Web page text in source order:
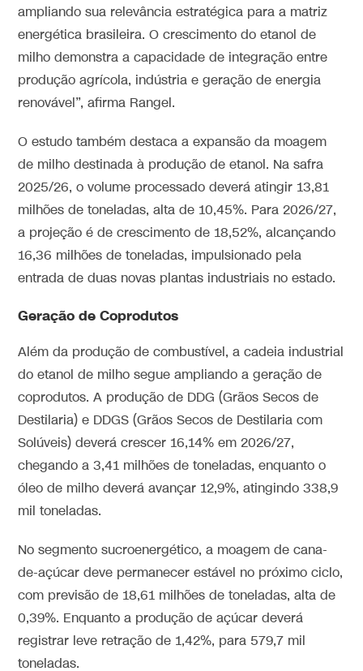
ampliando sua relevância estratégica para a matriz
energética brasileira. O crescimento do etanol de
milho demonstra a capacidade de integração entre
produção agrícola, indústria e geração de energia
renovável”, afirma Rangel.
O estudo também destaca a expansão da moagem
de milho destinada à produção de etanol. Na safra
2025/26, o volume processado deverá atingir 13,81
milhões de toneladas, alta de 10,45%. Para 2026/27,
a projeção é de crescimento de 18,52%, alcançando
16,36 milhões de toneladas, impulsionado pela
entrada de duas novas plantas industriais no estado.
Geração de Coprodutos
Além da produção de combustível, a cadeia industrial
do etanol de milho segue ampliando a geração de
coprodutos. A produção de DDG (Grãos Secos de
Destilaria) e DDGS (Grãos Secos de Destilaria com
Solúveis) deverá crescer 16,14% em 2026/27,
chegando a 3,41 milhões de toneladas, enquanto o
óleo de milho deverá avançar 12,9%, atingindo 338,9
mil toneladas.
No segmento sucroenergético, a moagem de cana-
de-açúcar deve permanecer estável no próximo ciclo,
com previsão de 18,61 milhões de toneladas, alta de
0,39%. Enquanto a produção de açúcar deverá
registrar leve retração de 1,42%, para 579,7 mil
toneladas.